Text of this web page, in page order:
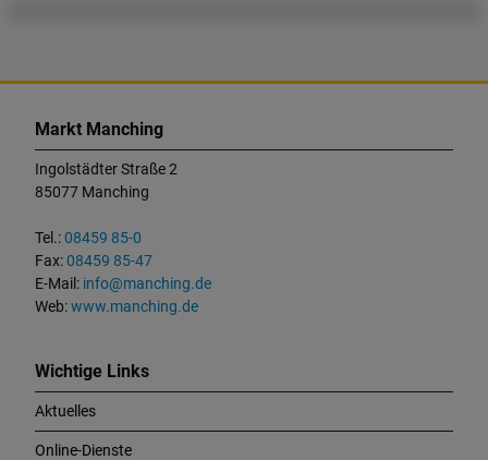
Markt Manching
Ingolstädter Straße 2
85077 Manching
Tel.:08459 85-0
Fax:08459 85-47
E-Mail: info@manching.de
Web:www.manching.de
Wichtige Links
Aktuelles
Online-Dienste